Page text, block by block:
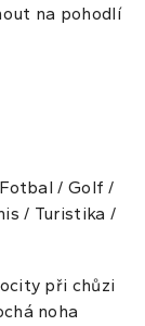
na pohodlí
/ Golf /
/ Turistika /
při chůzi
noha